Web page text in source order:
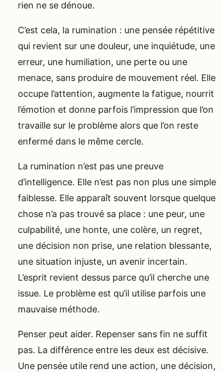
rien ne se dénoue.
C’est cela, la rumination : une pensée répétitive
qui revient sur une douleur, une inquiétude, une
erreur, une humiliation, une perte ou une
menace, sans produire de mouvement réel. Elle
occupe l’attention, augmente la fatigue, nourrit
l’émotion et donne parfois l’impression que l’on
travaille sur le problème alors que l’on reste
enfermé dans le même cercle.
La rumination n’est pas une preuve
d’intelligence. Elle n’est pas non plus une simple
faiblesse. Elle apparaît souvent lorsque quelque
chose n’a pas trouvé sa place : une peur, une
culpabilité, une honte, une colère, un regret,
une décision non prise, une relation blessante,
une situation injuste, un avenir incertain.
L’esprit revient dessus parce qu’il cherche une
issue. Le problème est qu’il utilise parfois une
mauvaise méthode.
Penser peut aider. Repenser sans fin ne suffit
pas. La différence entre les deux est décisive.
Une pensée utile rend une action, une décision,